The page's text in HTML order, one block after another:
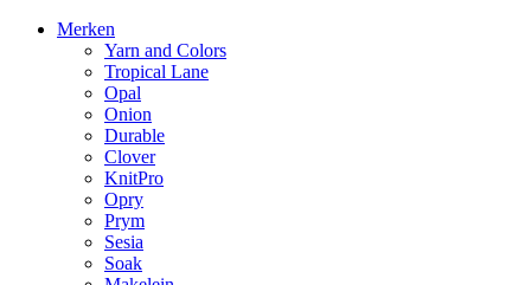
Merken
Yarn and Colors
Tropical Lane
Opal
Onion
Durable
Clover
KnitPro
Opry
Prym
Sesia
Soak